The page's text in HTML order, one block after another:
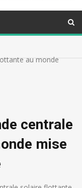
au monde
centrale
mise